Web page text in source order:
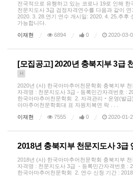
전국적으로 유행하고 있는 코로나 19로 인해 한
천문지도사 3급 검정자격연수를 다음과 같이
2020. 3. 28.연기 연수 개시일: 2020. 4. 25.추후
가능합니다.
이재현
6894 0 2020-03-
[모집공고] 2020년 충북지부 3급
H
2020년 (사) 한국아마추어천문학회 충북지부 천
자격명 : 천문지도사 3급 - 등록민간자격번호 :
한국아마추어천문학회 2. 자격관리‧운영(발급
아마추어천문학회대 표 자원치복연 락 . . .
이재현
7555 0 2020-01-
2018년 충북지부 천문지도사 3급
2018년 (사) 한국아마추어천문학회 충북지부 천
자격명 : 천문지도사 3급 - 등록민간자격번호 :
한국아마추어천문학회 2. 연수 신청 기간 : 2018